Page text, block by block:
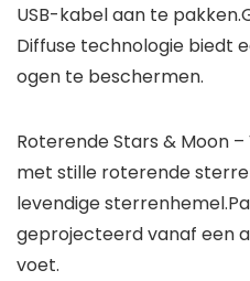
USB-kabel aan te
Diffuse technologie biedt
ogen te beschermen.
Roterende Stars & Moon
met stille roterende
levendige
geprojecteerd vanaf een
voet.